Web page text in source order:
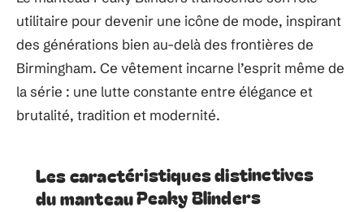
utilitaire pour devenir une icône de mode, inspirant
des générations bien au-delà des frontières de
Birmingham. Ce vêtement incarne l’esprit même de
la série : une lutte constante entre élégance et
brutalité, tradition et modernité.
Les caractéristiques distinctives
du manteau Peaky Blinders